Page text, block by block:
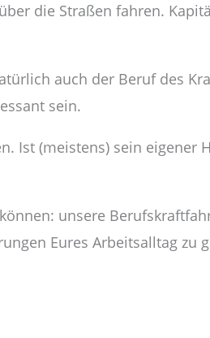
die Straßen fahren.
auch der Beruf des
sein.
Ist (meistens) sein eigener
unsere
Eures Arbeitsalltag zu